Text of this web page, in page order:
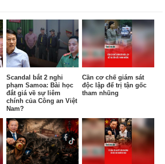
Scandal bắt 2 nghi
phạm Samoa: Bài học
đắt giá về sự liêm
chính của Công an Việt
Nam?
Cần cơ chế giám sát
độc lập để trị tận gốc
tham nhũng